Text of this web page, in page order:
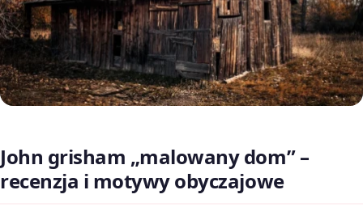
John grisham „malowany dom” –
recenzja i motywy obyczajowe